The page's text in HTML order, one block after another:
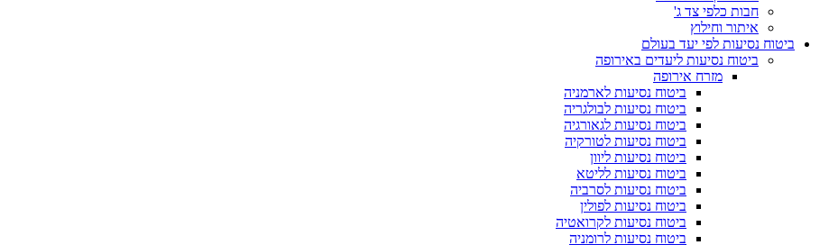
חבות כלפי צד ג'
איתור וחילוץ
ביטוח נסיעות לפי יעד בעולם
ביטוח נסיעות ליעדים באירופה
מזרח אירופה
ביטוח נסיעות לארמניה
ביטוח נסיעות לבולגריה
ביטוח נסיעות לגאורגיה
ביטוח נסיעות לטורקיה
ביטוח נסיעות ליוון
ביטוח נסיעות לליטא
ביטוח נסיעות לסרביה
ביטוח נסיעות לפולין
ביטוח נסיעות לקרואטיה
ביטוח נסיעות לרומניה